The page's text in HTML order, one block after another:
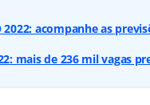
2022: acompanhe as
mais de 236 mil vagas